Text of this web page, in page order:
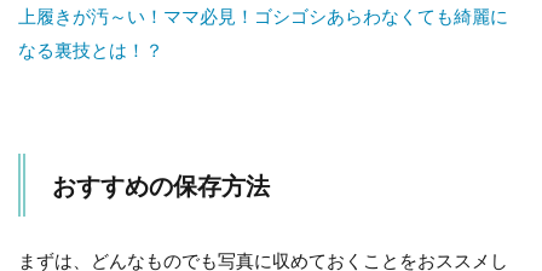
上履きが汚～い！ママ必見！ゴシゴシあらわなくても綺麗に
なる裏技とは！？
おすすめの保存方法
まずは、どんなものでも写真に収めておくことをおススメし